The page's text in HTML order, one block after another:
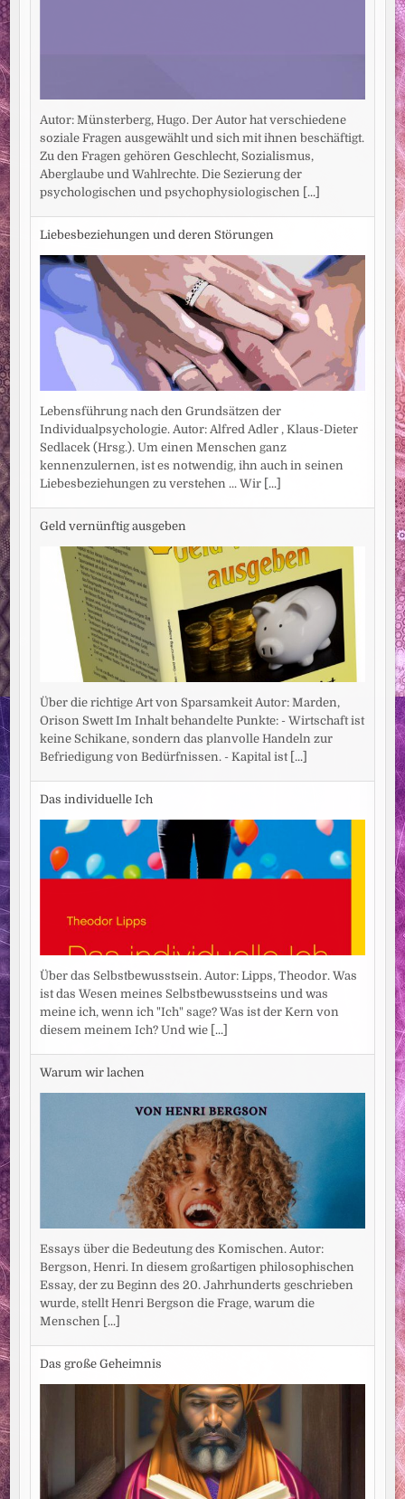
Autor: Münsterberg, Hugo. Der Autor hat verschiedene
soziale Fragen ausgewählt und sich mit ihnen beschäftigt.
Zu den Fragen gehören Geschlecht, Sozialismus,
Aberglaube und Wahlrechte. Die Sezierung der
psychologischen und psychophysiologischen [...]
Liebesbeziehungen und deren Störungen
Lebensführung nach den Grundsätzen der
Individualpsychologie. Autor: Alfred Adler , Klaus-Dieter
Sedlacek (Hrsg.). Um einen Menschen ganz
kennenzulernen, ist es notwendig, ihn auch in seinen
Liebesbeziehungen zu verstehen ... Wir [...]
Geld vernünftig ausgeben
Über die richtige Art von Sparsamkeit Autor: Marden,
Orison Swett Im Inhalt behandelte Punkte: - Wirtschaft ist
keine Schikane, sondern das planvolle Handeln zur
Befriedigung von Bedürfnissen. - Kapital ist [...]
Das individuelle Ich
Über das Selbstbewusstsein. Autor: Lipps, Theodor. Was
ist das Wesen meines Selbstbewusstseins und was
meine ich, wenn ich "Ich" sage? Was ist der Kern von
diesem meinem Ich? Und wie [...]
Warum wir lachen
Essays über die Bedeutung des Komischen. Autor:
Bergson, Henri. In diesem großartigen philosophischen
Essay, der zu Beginn des 20. Jahrhunderts geschrieben
wurde, stellt Henri Bergson die Frage, warum die
Menschen [...]
Das große Geheimnis